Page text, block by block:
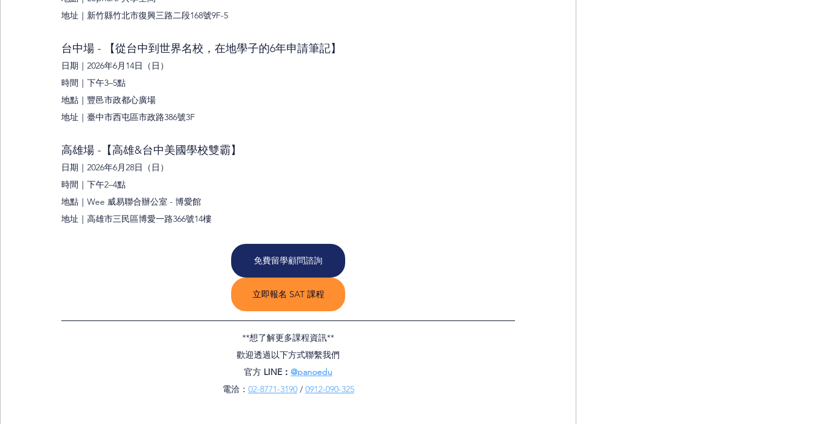
地址｜新竹縣竹北市復興三路二段168號9F-5
台中場 - 【從台中到世界名校，在地學子的6年申請筆記】
日期｜2026年6月14日（日）
時間｜下午3–5點
地點｜豐邑市政都心廣場
地址｜臺中市西屯區市政路386號3F
高雄場 -【高雄&台中美國學校雙霸】
日期｜2026年6月28日（日）
時間｜下午2–4點
地點｜Wee 威易聯合辦公室 - 博愛館
地址｜高雄市三民區博愛一路366號14樓
免費留學顧問諮詢
立即報名 SAT 課程
**想了解更多課程資訊**
歡迎透過以下方式聯繫我們
官方 LINE： @panoedu
電洽： 02-8771-3190 / 0912-090-325